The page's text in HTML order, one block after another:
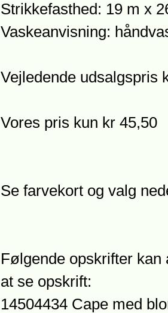
Strikkefasthed: 19 m x
Vaskeanvisning:
Vejledende udsalgspris
Vores pris kun kr 45,50
Se farvekort og valg
Følgende opskrifter
at se opskrift:
14504434 Cape med